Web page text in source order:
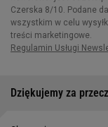
Dziękujemy za